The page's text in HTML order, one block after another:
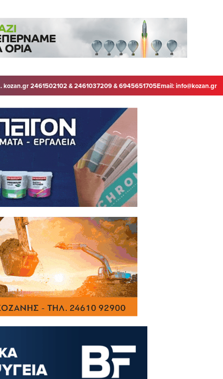
kozan.gr 2461502102 & 2461037209 & 6945651705Email:info@kozan.gr